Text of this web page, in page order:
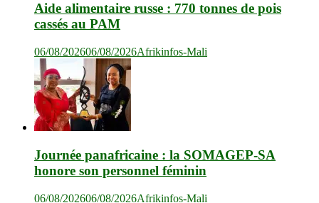
Aide alimentaire russe : 770 tonnes de pois
cassés au PAM
06/08/202606/08/2026Afrikinfos-Mali
Journée panafricaine : la SOMAGEP-SA
honore son personnel féminin
06/08/202606/08/2026Afrikinfos-Mali